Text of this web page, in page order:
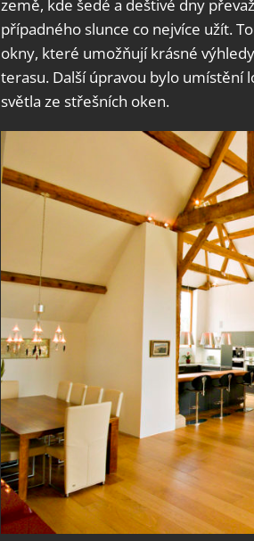
země, kde šedé a deštivé dny
případného slunce co nejvíce užít.
okny, které umožňují krásné
terasu. Další úpravou bylo umístění
světla ze střešních oken.